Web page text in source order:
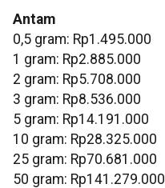
Antam
0,5 gram: Rp1.495.000
‎1 gram: Rp2.885.000
‎2 gram: Rp5.708.000
3 gram: Rp8.536.000
‎5 gram: Rp14.191.000
10 gram: Rp28.325.000
‎25 gram: Rp70.681.000
‎50 gram: Rp141.279.000